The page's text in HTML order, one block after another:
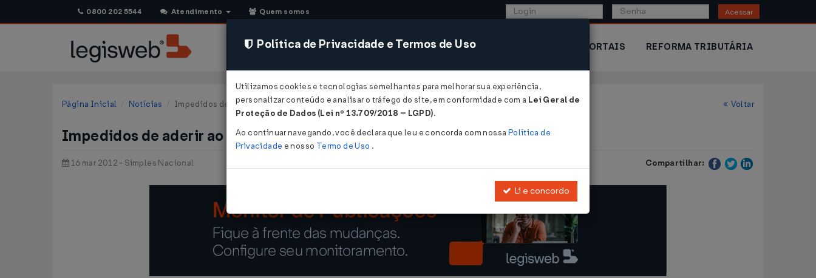
0800 202 5544 Atendimento Quem somos Acessar
CONSULTORIA SISTEMAS COMÉRCIO EXTERIOR PORTAIS REFORMA TRIBUTÁRIA
Página Inicial Notícias Impedidos de aderir ao Simples têm até esta sexta-feira para recorrer... Voltar
Impedidos de aderir ao Simples têm até esta sexta-feira para recorrer
16 mar 2012 - Simples Nacional Compartilhar:
Política de Privacidade e Termos de Uso
Utilizamos cookies e tecnologias semelhantes para melhorar sua experiência,
personalizar conteúdo e analisar o tráfego do site, em conformidade com a Lei Geral de
Proteção de Dados (Lei nº 13.709/2018 – LGPD).
Ao continuar navegando, você declara que leu e concorda com nossa Política de
Privacidade e nosso Termo de Uso .
Li e concordo